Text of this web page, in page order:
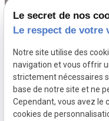
TELLINI
Le secret de nos
Le respect de votre
Notre site utilise des
navigation et vous offrir
strictement nécessaires
base de notre site et ne
Cependant, vous avez le
cookies de